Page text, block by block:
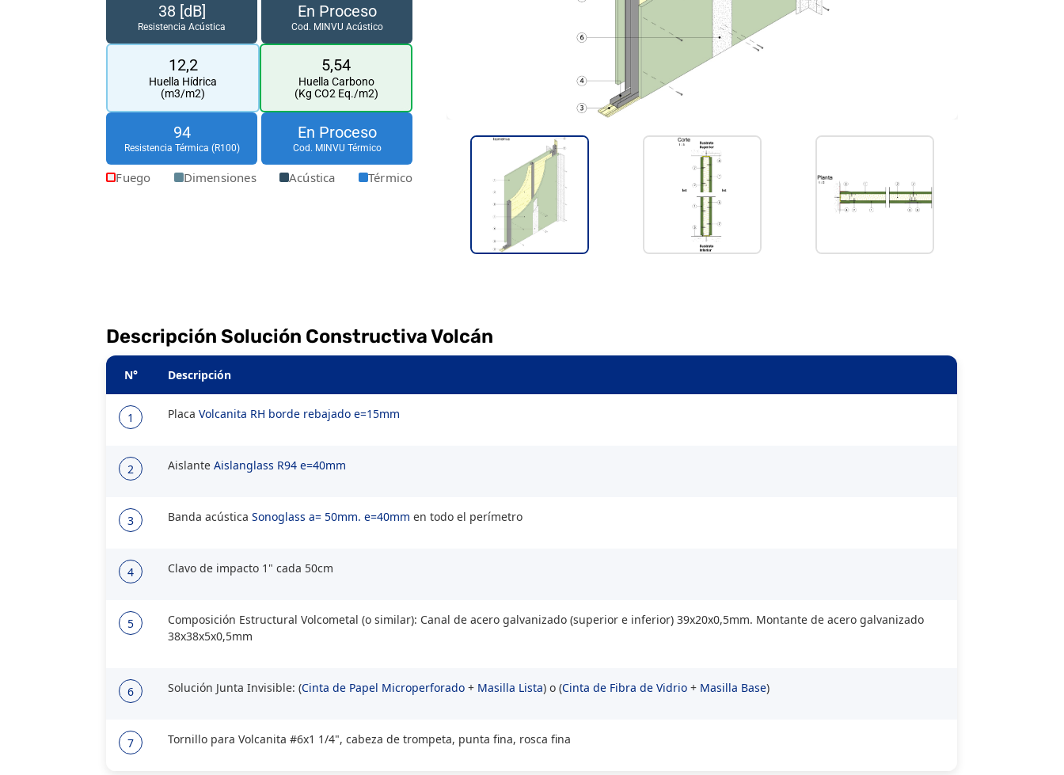
38 [dB]
Resistencia Acústica
En Proceso
Cod. MINVU Acústico
12,2
Huella Hídrica
(m3/m2)
5,54
Huella Carbono
(Kg CO2 Eq./m2)
94
Resistencia Térmica (R100)
En Proceso
Cod. MINVU Térmico
Fuego Dimensiones Acústica Térmico
Descripción Solución Constructiva Volcán
N° Descripción
1 PlacaVolcanita RH borde rebajado e=15mm
2 AislanteAislanglass R94 e=40mm
3 Banda acústicaSonoglass a= 50mm. e=40mm en todo el perímetro
4 Clavo de impacto 1" cada 50cm
5
Composición Estructural Volcometal (o similar): Canal de acero galvanizado (superior e inferior) 39x20x0,5mm. Montante de acero galvanizado
38x38x5x0,5mm
6 Solución Junta Invisible: (Cinta de Papel Microperforado + Masilla Lista) o (Cinta de Fibra de Vidrio + Masilla Base)
7 Tornillo para Volcanita #6x1 1/4", cabeza de trompeta, punta fina, rosca fina